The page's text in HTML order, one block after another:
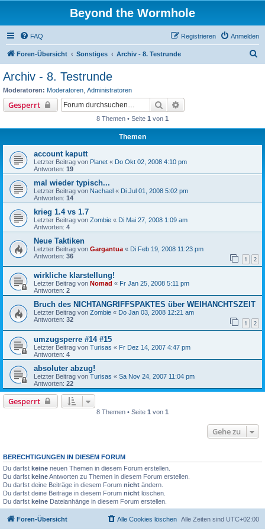
Beyond the Wormhole
FAQ Anmelden
Registrieren
Foren-Übersicht Sonstiges Archiv - 8. Testrunde
Archiv - 8. Testrunde
Moderatoren: Moderatoren Administratoren
Gesperrt Suche
8 Themen • Seite 1 von 1
Themen
account kaputt
Letzter Beitrag von Planet « Do Okt 02, 2008 4:10 pm
Antworten: 19
mal wieder typisch...
Letzter Beitrag von Nachael « Di Jul 01, 2008 5:02 pm
Antworten: 14
krieg 1.4 vs 1.7
Letzter Beitrag von Zombie « Di Mai 27, 2008 1:09 am
Antworten: 4
Neue Taktiken
Letzter Beitrag von Gargantua « Di Feb 19, 2008 11:23 pm
Antworten: 36 1 2
wirkliche klarstellung!
Letzter Beitrag von Nomad « Fr Jan 25, 2008 5:11 pm
Antworten: 2
Bruch des NICHTANGRIFFSPAKTES über WEIHANCHTSZEIT
Letzter Beitrag von Zombie « Do Jan 03, 2008 12:21 am
Antworten: 32 1 2
umzugsperre #14 #15
Letzter Beitrag von Turisas « Fr Dez 14, 2007 4:47 pm
Antworten: 4
absoluter abzug!
Letzter Beitrag von Turisas « Sa Nov 24, 2007 11:04 pm
Antworten: 22
Gesperrt
8 Themen • Seite 1 von 1
Gehe zu
BERECHTIGUNGEN IN DIESEM FORUM
Du darfst keine neuen Themen in diesem Forum erstellen.
Du darfst keineAntworten zu Themen in diesem Forum erstellen.
Du darfst deine Beiträge in diesem Forum nicht ändern.
Du darfst deine Beiträge in diesem Forum nicht löschen.
Du darfst keine Dateianhänge in diesem Forum erstellen.
Foren-Übersicht Alle Zeiten sind UTC+02:00
Alle Cookies löschen